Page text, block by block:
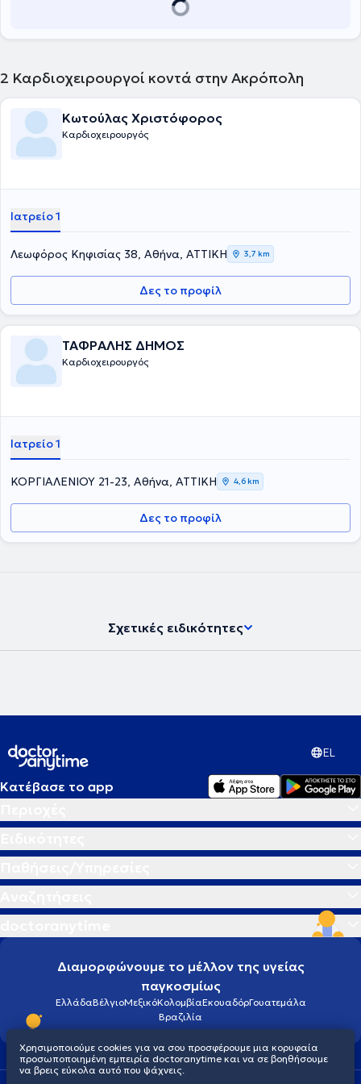
2 Καρδιοχειρουργοί κοντά στην Ακρόπολη
Κωτούλας Χριστόφορος
Καρδιοχειρουργός
Ιατρείο 1
Λεωφόρος Κηφισίας 38, Αθήνα, ΑΤΤΙΚΗ 3,7 km
Δες το προφίλ
ΤΑΦΡΑΛΗΣ ΔΗΜΟΣ
Καρδιοχειρουργός
Ιατρείο 1
ΚΟΡΓΙΑΛΕΝΙΟΥ 21-23, Αθήνα, ΑΤΤΙΚΗ 4,6 km
Δες το προφίλ
Σχετικές ειδικότητες
EL
Κατέβασε το app
Διαμορφώνουμε το μέλλον της υγείας
παγκοσμίως
ΕλλάδαΒέλγιοΜεξικόΚολομβίαΕκουαδόρΓουατεμάλα
Βραζιλία
Χρησιμοποιούμε cookies για να σου προσφέρουμε μια κορυφαία
προσωποποιημένη εμπειρία doctoranytime και να σε βοηθήσουμε
να βρεις εύκολα αυτό που ψάχνεις.